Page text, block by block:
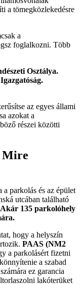
a tömegközlekedésre
a
foglalkozni. Több
Osztálya.
az egyes állami
azokat a
részei közötti
Mire
parkolás és az épület
utcában található
Akár 135 parkolóhely
hogy a helyszín
PAAS (NM2
a parkolásért fizetni
a szabad
ez garancia
lakóterüket